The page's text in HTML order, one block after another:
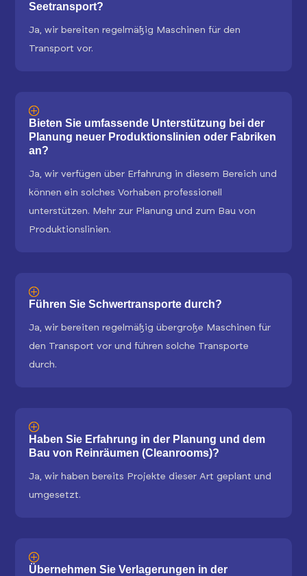
Seetransport?
Ja, wir bereiten regelmäßig Maschinen für den
Transport vor.
Bieten Sie umfassende Unterstützung bei der
Planung neuer Produktionslinien oder Fabriken
an?
Ja, wir verfügen über Erfahrung in diesem Bereich und
können ein solches Vorhaben professionell
unterstützen. Mehr zur Planung und zum Bau von
Produktionslinien.
Führen Sie Schwertransporte durch?
Ja, wir bereiten regelmäßig übergroße Maschinen für
den Transport vor und führen solche Transporte
durch.
Haben Sie Erfahrung in der Planung und dem
Bau von Reinräumen (Cleanrooms)?
Ja, wir haben bereits Projekte dieser Art geplant und
umgesetzt.
Übernehmen Sie Verlagerungen in der